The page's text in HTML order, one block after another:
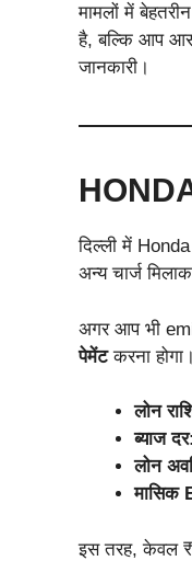
मामलों में
है, बल्कि आप
जानकारी।
दिल्ली में
अन्य चार्ज
अगर आप भी
पेमेंटकरना
लोन
ब्याज दर:
लोन
मासिक
इस तरह, केवल